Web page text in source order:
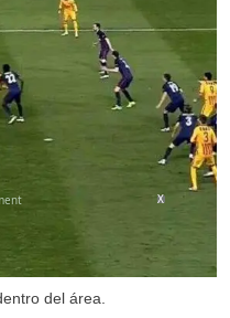
del área.
X